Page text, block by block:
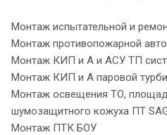
Монтаж испытательной и
Монтаж противопожарной
Монтаж КИП и А и АСУ ТП
Монтаж КИП и А паровой
Монтаж освещения ТО,
шумозащитного кожуха ПТ
Монтаж ПТК БОУ